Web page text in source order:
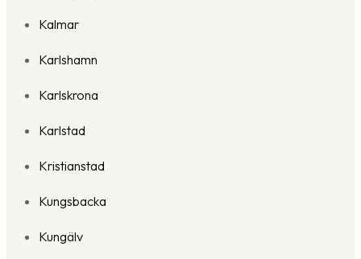
Kalmar
Karlshamn
Karlskrona
Karlstad
Kristianstad
Kungsbacka
Kungälv